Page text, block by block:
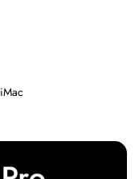
iMac